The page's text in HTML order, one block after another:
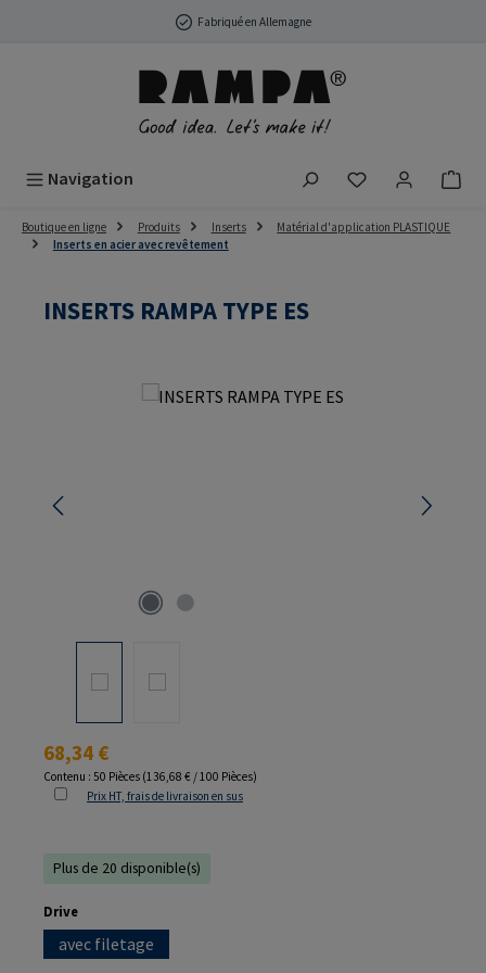
Passer au contenu principalFabriqué en Allemagne
Navigation Vous avez 0
Boutique en ligne Produits Inserts
Matérial d'application PLASTIQUE
Inserts en acier avec revêtement
INSERTS RAMPA TYPE ES
Ignorer la galerie d'images
Prix régulier :
68,34 €
Contenu : 50 Pièces (136,68 € / 100 Pièces)
Prix HT, frais de livraison en sus
Plus de 20 disponible(s)
Sélectionnez
Drive
avec filetage